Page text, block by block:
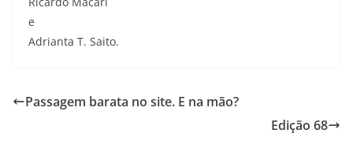
e
Adrianta T. Saito.
Passagem barata no site. E na mão?
Edição 68